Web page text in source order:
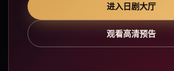
进入日剧大厅
观看高清预告